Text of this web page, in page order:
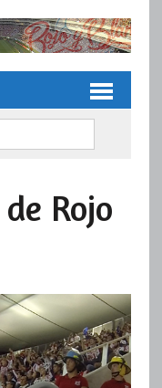
Rojo